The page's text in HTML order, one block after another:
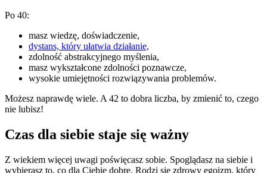
Po 40:
masz wiedzę, doświadczenie,
dystans, który ułatwia działanie,
zdolność abstrakcyjnego myślenia,
masz wykształcone zdolności poznawcze,
wysokie umiejętności rozwiązywania problemów.
Możesz naprawdę wiele. A 42 to dobra liczba, by zmienić to, czego
nie lubisz!
Czas dla siebie staje się ważny
Z wiekiem więcej uwagi poświęcasz sobie. Spoglądasz na siebie i
wybierasz to, co dla Ciebie dobre. Rodzi się zdrowy egoizm, który